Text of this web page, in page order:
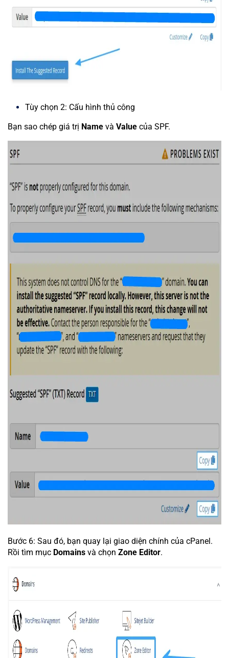
Tùy chọn 2: Cấu hình thủ công
Bạn sao chép giá trị Name và Value của SPF.
Bước 6: Sau đó, bạn quay lại giao diện chính của cPanel.
Rồi tìm mục Domains và chọn Zone Editor.